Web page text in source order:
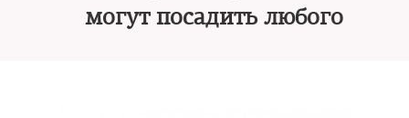
могут посадить любого